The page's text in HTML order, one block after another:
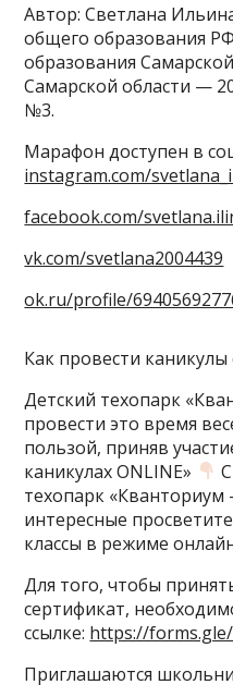
Автор: Светлана
общего образования
образования
Самарской области —
№3.
Марафон доступен в
instagram.com/
facebook.com/
vk.com/svetlana2004439
ok.ru/profile/
Как провести каникулы
Детский техопарк
провести это время
пользой, приняв
каникулах ONLINE»
техопарк
интересные
классы в режиме
Для того, чтобы
сертификат,
ссылке: https://forms.gle/
Приглашаются